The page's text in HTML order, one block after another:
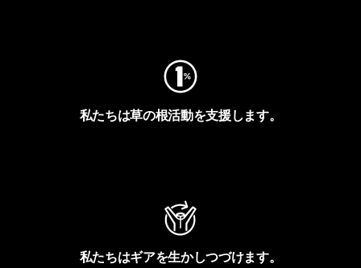
私たちは草の根活動を支援します。
私たちはギアを生かしつづけます。